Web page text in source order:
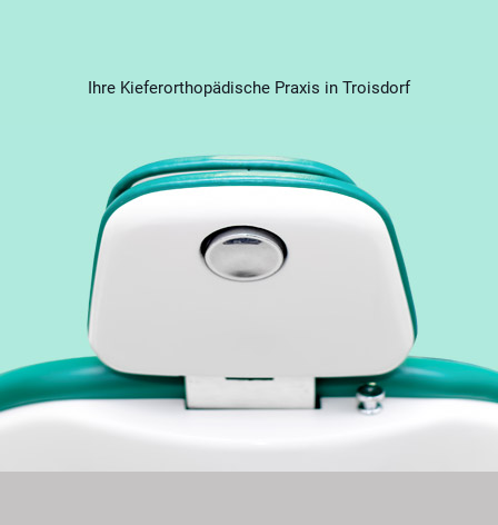
Ihre Kieferorthopädische Praxis in Troisdorf